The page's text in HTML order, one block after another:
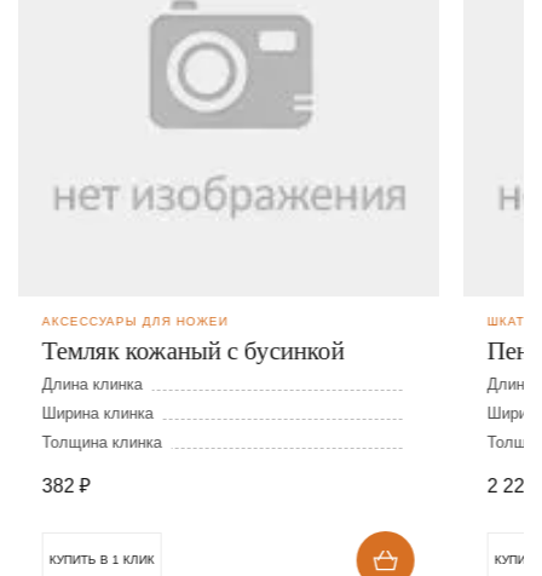
АКСЕССУАРЫ ДЛЯ НОЖЕЙ
Темляк кожаный с бусинкой
Длина клинка
Ширина клинка
Толщина клинка
382 ₽
КУПИТЬ В 1 КЛИК
Длина
2 228